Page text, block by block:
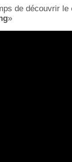
de découvrir
»